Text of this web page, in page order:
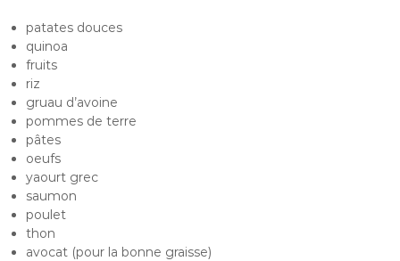
patates douces
quinoa
fruits
riz
gruau d’avoine
pommes de terre
pâtes
oeufs
yaourt grec
saumon
poulet
thon
avocat (pour la bonne graisse)